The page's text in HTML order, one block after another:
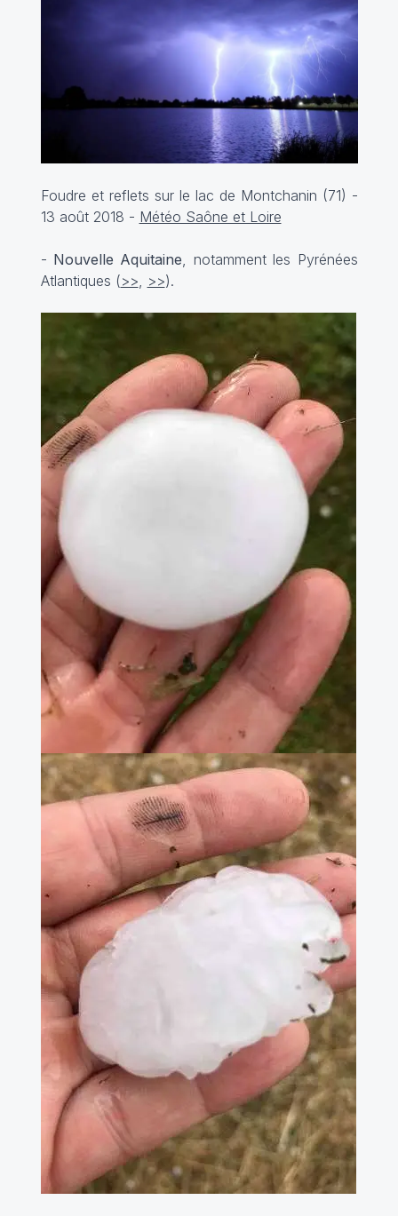
Foudre et reflets sur le lac de Montchanin (71) -
13 août 2018 - Météo Saône et Loire
- Nouvelle Aquitaine, notamment les Pyrénées
Atlantiques (>>, >>).